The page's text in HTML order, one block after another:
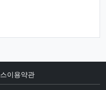
이용약관